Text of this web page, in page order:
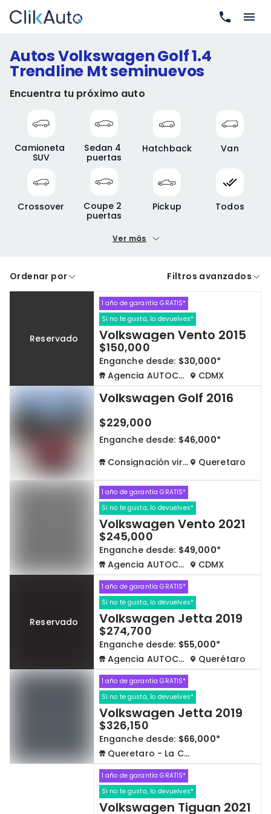
Autos Volkswagen Golf 1.4
Trendline Mt seminuevos
Encuentra tu próximo auto
Camioneta
SUV
Sedan 4
puertas
Hatchback Van
Crossover
Coupe 2
puertas
Pickup Todos
Precio máximo
A crédito De contado
Cdmx y Edo Mex Querétaro
Con garantía Negociar precio
Borrar todo
Ver más
Ordenar por Filtros avanzados
Reservado
1 año de garantía GRATIS*
Si no te gusta, lo devuelves*
Volkswagen Vento 2015
$150,000
Enganche desde: $30,000*
Agencia AUTOCOM
CDMX
Volkswagen Golf 2016
$229,000
Enganche desde: $46,000*
Consignación virtual
Queretaro
1 año de garantía GRATIS*
Si no te gusta, lo devuelves*
Volkswagen Vento 2021
$245,000
Enganche desde: $49,000*
Agencia AUTOCOM
CDMX
Reservado
1 año de garantía GRATIS*
Si no te gusta, lo devuelves*
Volkswagen Jetta 2019
$274,700
Enganche desde: $55,000*
Agencia AUTOCOM
Querétaro
1 año de garantía GRATIS*
Si no te gusta, lo devuelves*
Volkswagen Jetta 2019
$326,150
Enganche desde: $66,000*
Queretaro - La Capilla
1 año de garantía GRATIS*
Si no te gusta, lo devuelves*
Volkswagen Tiguan 2021